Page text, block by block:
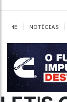
HOME NOTÍCIAS